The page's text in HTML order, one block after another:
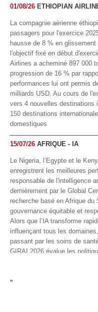
01/08/26 ETHIOPIAN
La compagnie aérienne
passagers pour l'exercice
hausse de 8 % en
l'objectif fixé en début
Airlines a acheminé 897 000
progression de 16 % par
performances lui ont permis
milliards USD. Au cours de
vers 4 nouvelles destinations
150 destinations
domestiques
15/07/26 AFRIQUE - IA
Le Nigeria, l’Egypte et le
enregistrent les meilleures
responsable de l'intelligence
dernièrement par le Global
recherche basé en Afrique
gouvernance équitable et
Alors que l’IA transforme
influençant tous les
passant par les soins de
GIRAI 2026 évalue les
conditions générales de
technologie.
"